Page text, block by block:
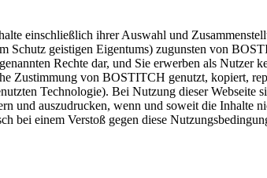
einschließlich ihrer Auswahl und
Schutz geistigen Eigentums) zugunsten von
Rechte dar, und Sie erwerben als Nutzer
Zustimmung von BOSTITCH genutzt, kopiert,
Technologie). Bei Nutzung dieser
und auszudrucken, wenn und soweit die Inhalte
bei einem Verstoß gegen diese